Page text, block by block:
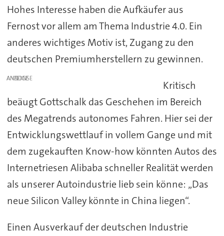
Hohes Interesse haben die Aufkäufer aus
Fernost vor allem am Thema Industrie 4.0. Ein
anderes wichtiges Motiv ist, Zugang zu den
deutschen Premiumherstellern zu gewinnen.
ANZEIGE
Kritisch
beäugt Gottschalk das Geschehen im Bereich
des Megatrends autonomes Fahren. Hier sei der
Entwicklungswettlauf in vollem Gange und mit
dem zugekauften Know-how könnten Autos des
Internetriesen Alibaba schneller Realität werden
als unserer Autoindustrie lieb sein könne: „Das
neue Silicon Valley könnte in China liegen“.
Einen Ausverkauf der deutschen Industrie